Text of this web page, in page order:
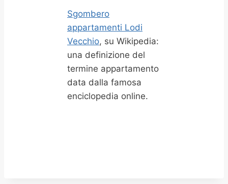
Sgombero
appartamenti Lodi
Vecchio, su Wikipedia:
una definizione del
termine appartamento
data dalla famosa
enciclopedia online.